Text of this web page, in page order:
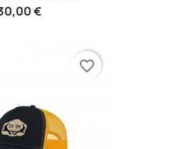
€
favorite_border